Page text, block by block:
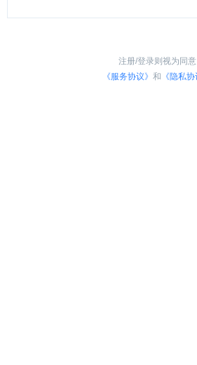
注册/登录则视为同意
《服务协议》 和 《隐私协